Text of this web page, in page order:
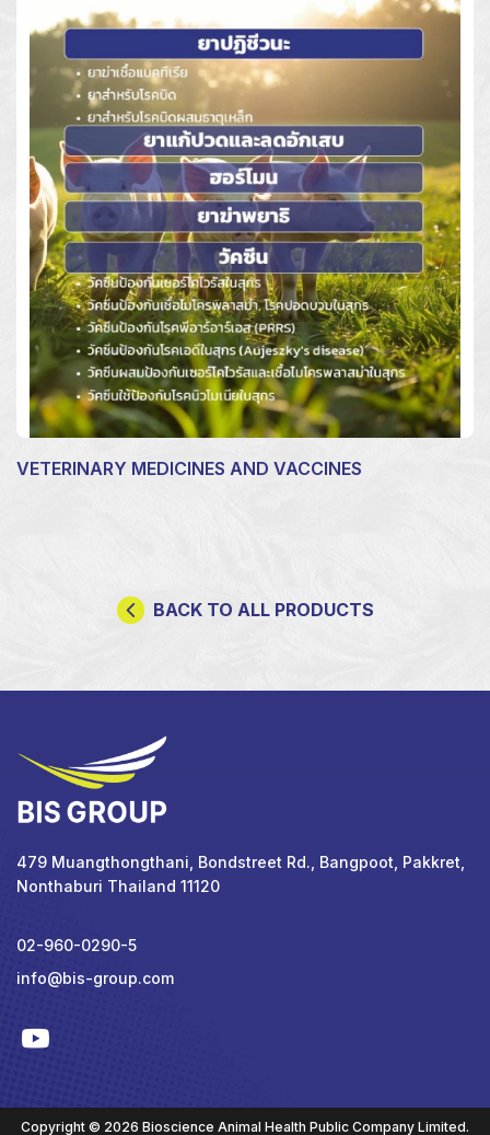
VETERINARY MEDICINES AND VACCINES
BACK TO ALL PRODUCTS
479 Muangthongthani, Bondstreet Rd., Bangpoot, Pakkret,
Nonthaburi Thailand 11120
02-960-0290-5
info@bis-group.com
Copyright © 2026 Bioscience Animal Health Public Company Limited.